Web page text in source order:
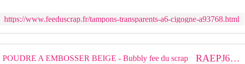
https://www.feeduscrap.fr/tampons-transparents-a6-cigogne-a93768.html
RAEPJ66859 : POUDRE A EMBOSSER BEIGE - Bubbly fee du scrap